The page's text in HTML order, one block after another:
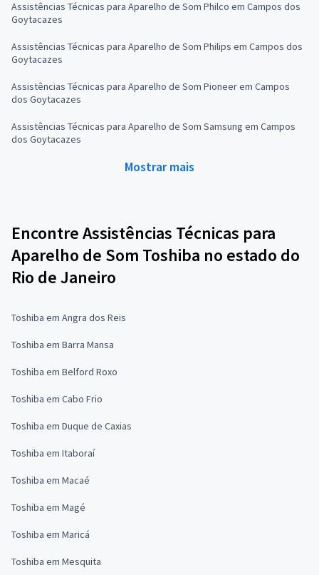
Assistências Técnicas para Aparelho de Som Philco em Campos dos
Goytacazes
Assistências Técnicas para Aparelho de Som Philips em Campos dos
Goytacazes
Assistências Técnicas para Aparelho de Som Pioneer em Campos
dos Goytacazes
Assistências Técnicas para Aparelho de Som Samsung em Campos
dos Goytacazes
Mostrar mais
Encontre Assistências Técnicas para
Aparelho de Som Toshiba no estado do
Rio de Janeiro
Toshiba em Angra dos Reis
Toshiba em Barra Mansa
Toshiba em Belford Roxo
Toshiba em Cabo Frio
Toshiba em Duque de Caxias
Toshiba em Itaboraí
Toshiba em Macaé
Toshiba em Magé
Toshiba em Maricá
Toshiba em Mesquita